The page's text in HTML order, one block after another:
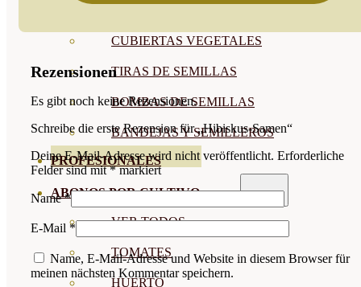
CUBIERTAS VEGETALES
TIRAS DE SEMILLAS
BOMBAS DE SEMILLAS
BANDEJAS Y SEMILLEROS
PROFESIONALES
ABONOS POR CULTIVO
VER TODOS
TOMATES
HUERTO
Rezensionen
Es gibt noch keine Rezensionen.
Schreibe die erste Rezension für „Hibiskus-Samen“
Deine E-Mail-Adresse wird nicht veröffentlicht. Erforderliche
Felder sind mit*markiert
Name*
E-Mail *
Name, E-Mail-Adresse und Website in diesem Browser für
meinen nächsten Kommentar speichern.